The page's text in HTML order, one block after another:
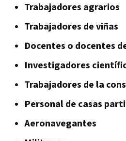
Trabajadores agrarios
Trabajadores de viñas
Docentes o docentes
Investigadores
Trabajadores de la
Personal de casas
Aeronavegantes